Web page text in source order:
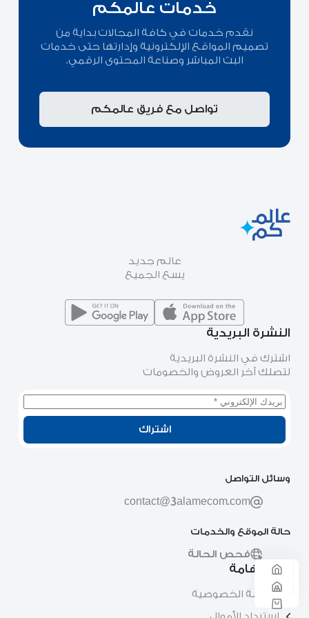
خدمات عالمكم
نقدم خدمات في كافة المجالات بداية من
تصميم المواقع الإلكترونية وإدارتها حتى خدمات
البث المباشر وصناعة المحتوى الرقمي.
تواصل مع فريق عالمكم
عالم جديد
يسع الجميع
وسائل التواصل
contact@3alamecom.com
حالة الموقع والخدمات
فحص الحالة
روابط هامة
سياسة الخصوصية
النشرة البريدية
اشترك في النشرة البريدية
لتصلك آخر العروض والخصومات
اشتراك